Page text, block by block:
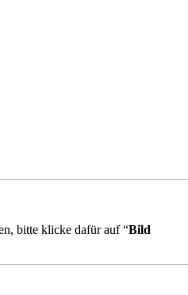
bitte klicke dafür auf “Bild